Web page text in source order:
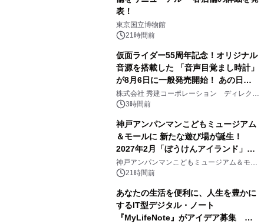
表！
東京国立博物館
21時間前
仮面ライダー55周年記念！オリジナル
音源を搭載した 「音声目覚まし時計」
が8月6日に一般発売開始！ あの日の
大興奮が今甦る
株式会社 秀建コーポレーション ディレクト
アートギャラリー
3時間前
神戸アンパンマンこどもミュージアム
＆モールに 新たな遊び場が誕生！
2027年2月「ぼうけんアイランド」が
オープン
神戸アンパンマンこどもミュージアム＆モー
ル 21時間前
あなたの生活を便利に、人生を豊かに
するIT型デジタル・ノート
『MyLifeNote』がアイデア募集 優